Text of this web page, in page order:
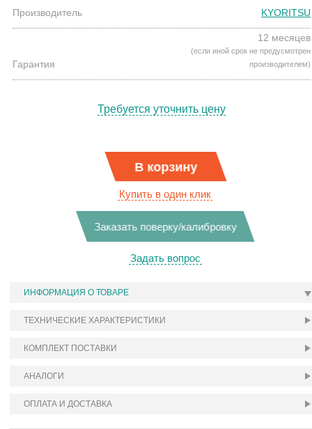
Производитель KYORITSU
Гарантия
12 месяцев
(если иной срок не предусмотрен
производителем)
Требуется уточнить цену
В корзину
Купить в один клик
Заказать поверку/калибровку
Задать вопрос
ИНФОРМАЦИЯ О ТОВАРЕ
ТЕХНИЧЕСКИЕ ХАРАКТЕРИСТИКИ
КОМПЛЕКТ ПОСТАВКИ
АНАЛОГИ
ОПЛАТА И ДОСТАВКА